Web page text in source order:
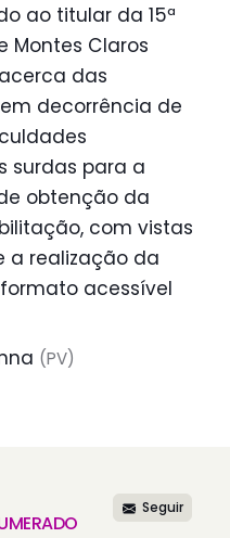
ao titular da 15ª
Montes Claros
das
decorrência de
surdas para a
obtenção da
com vistas
a realização da
acessível
(PV)
Seguir